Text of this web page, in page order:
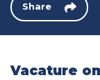
Share
Vacature